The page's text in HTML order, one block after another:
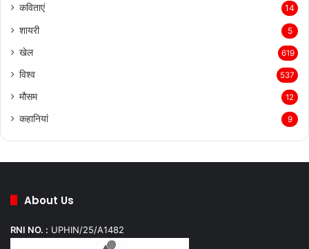
कविताएं 14
शायरी 5
खेल 619
विश्व 537
मौसम 12
कहानियां 9
About Us
RNI NO. : UPHIN/25/A1482